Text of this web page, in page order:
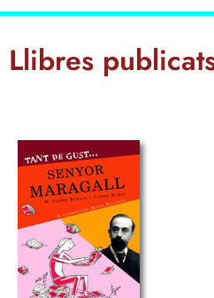
AUTORS
ENSENYAMENT CATALÀ
Llibres